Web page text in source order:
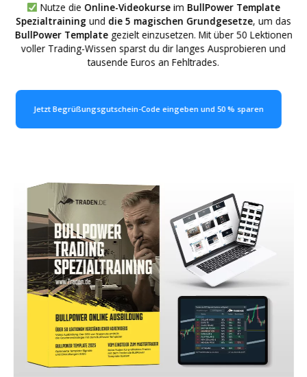
Nutze die Online-Videokurse im BullPower Template
Spezialtraining und die 5 magischen Grundgesetze, um das
BullPower Templategezielt einzusetzen. Mit über 50 Lektionen
voller Trading-Wissen sparst du dir langes Ausprobieren und
tausende Euros an Fehltrades.
Jetzt Begrüßungsgutschein-Code eingeben und 50 % sparen